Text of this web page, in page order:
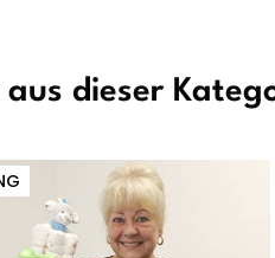
aus dieser